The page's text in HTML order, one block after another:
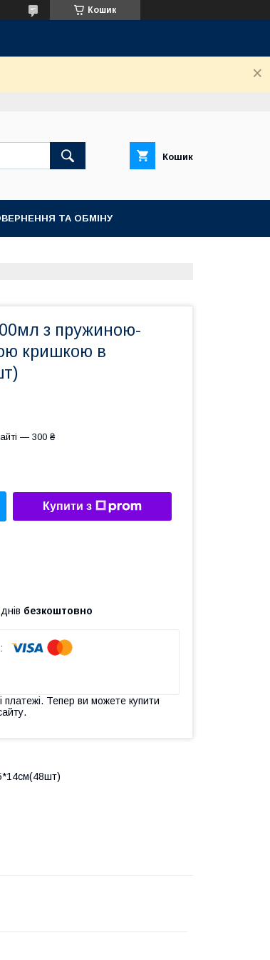
Кошик
Кошик
ТА ОБМІНУ
з пружиною-
кришкою в
— 300 ₴
Купити з
безкоштовно
платежі. Тепер ви можете купити